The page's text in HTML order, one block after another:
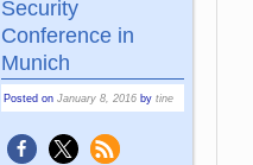
Security
Conference in
Munich
Posted on January 8, 2016 by tine